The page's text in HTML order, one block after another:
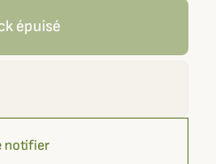
épuisé
notifier